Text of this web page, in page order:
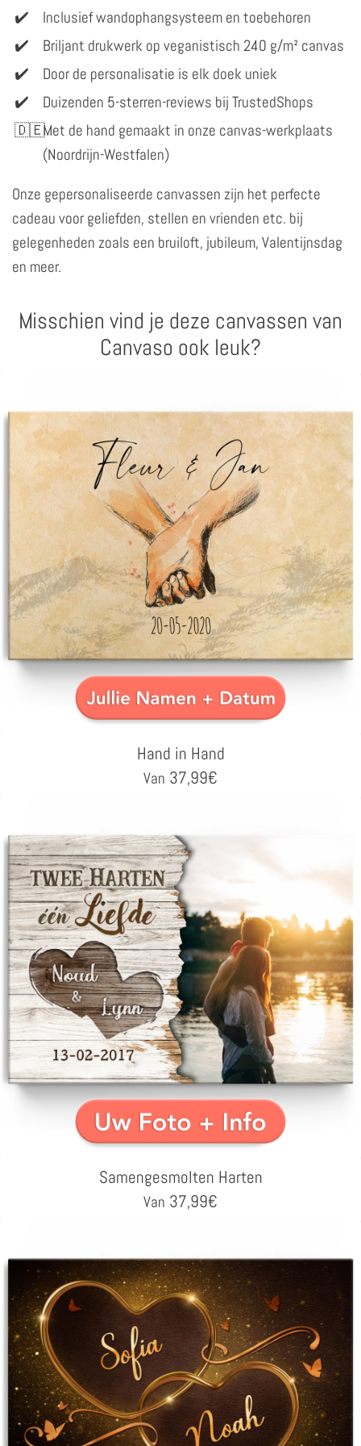
Inclusief wandophangsysteem en toebehoren
Briljant drukwerk op veganistisch 240 g/m² canvas
Door de personalisatie is elk doek uniek
Duizenden 5-sterren-reviews bij TrustedShops
Met de hand gemaakt in onze canvas-werkplaats
(Noordrijn-Westfalen)
Onze gepersonaliseerde canvassen zijn het perfecte
cadeau voor geliefden, stellen en vrienden etc. bij
gelegenheden zoals een bruiloft, jubileum, Valentijnsdag
en meer.
Misschien vind je deze canvassen van
Canvaso ook leuk?
Hand in Hand
Van 37,99€
Samengesmolten Harten
Van 37,99€